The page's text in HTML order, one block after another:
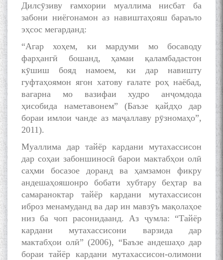
Дилсӯзиву ғамхории муаллима нисбат ба
забони ниёгонамон аз навиштаҳояш бараъло
эҳсос мегарданд:
“Агар хоҳем, ки мардуми мо босаводу
фарҳангӣ бошанд, ҳамаи қаламбадастон
кӯшиш бояд намоем, ки дар навишту
гуфтаҳоямон ягон хатову ғалате роҳ наёбад,
вагарна мо вазифаи худро анҷомдода
ҳисобида наметавонем” (Баъзе қайдҳо дар
бораи имлои чанде аз маҷаллаву рӯзномаҳо”,
2011).
Муаллима дар тайёр кардани мутахассисон
дар соҳаи забоншиносӣ барои мактабҳои олӣ
саҳми босазое доранд ва ҳамзамон фикру
андешаҳояшонро бобати хубтару беҳтар ва
самараноктар тайёр кардани мутахассисон
иброз менамуданд ва дар ин мавзӯъ мақолаҳое
низ ба чоп расонидаанд. Аз ҷумла: “Тайёр
кардани мутахассисони варзида дар
мактабҳои олӣ” (2006), “Баъзе андешаҳо дар
бораи тайёр кардани мутахассисон-олимони
БУЗУРГДОШТИ РӮЗИ РӮДАКӢ